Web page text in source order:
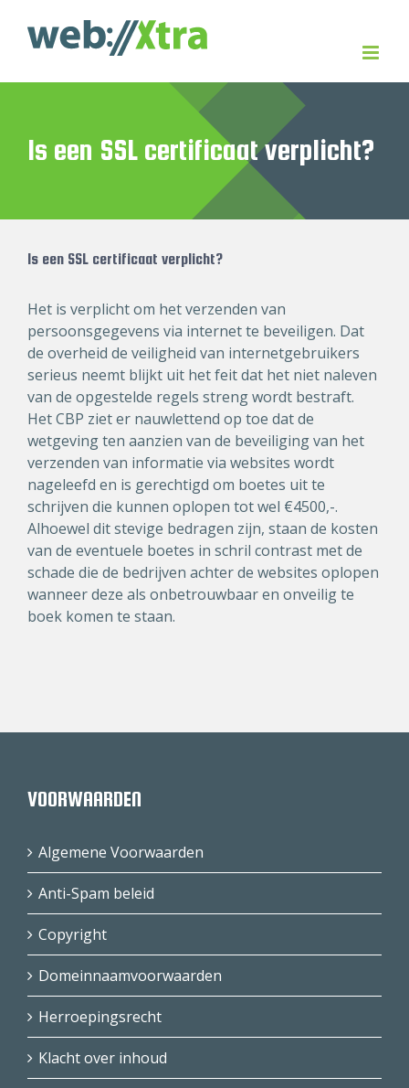
content
Is een SSL certificaat verplicht?
Is een SSL certificaat verplicht?
Het is verplicht om het verzenden van
persoonsgegevens via internet te beveiligen. Dat
de overheid de veiligheid van internetgebruikers
serieus neemt blijkt uit het feit dat het niet naleven
van de opgestelde regels streng wordt bestraft.
Het CBP ziet er nauwlettend op toe dat de
wetgeving ten aanzien van de beveiliging van het
verzenden van informatie via websites wordt
nageleefd en is gerechtigd om boetes uit te
schrijven die kunnen oplopen tot wel €4500,-.
Alhoewel dit stevige bedragen zijn, staan de kosten
van de eventuele boetes in schril contrast met de
schade die de bedrijven achter de websites oplopen
wanneer deze als onbetrouwbaar en onveilig te
boek komen te staan.
VOORWAARDEN
Algemene Voorwaarden
Anti-Spam beleid
Copyright
Domeinnaamvoorwaarden
Herroepingsrecht
Klacht over inhoud